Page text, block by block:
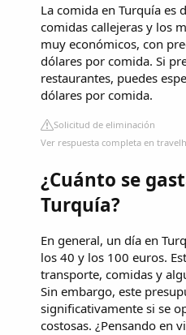
La comida en Turquía es
comidas callejeras y los
muy económicos, con
dólares por comida. Si
restaurantes, puedes
dólares por comida.
Solicitud de eliminación
Ver respuesta completa en
¿Cuánto se
Turquía?
En general, un día en
los 40 y los 100 euros.
transporte, comidas y
Sin embargo, este
significativamente si se
costosas. ¿Pensando en